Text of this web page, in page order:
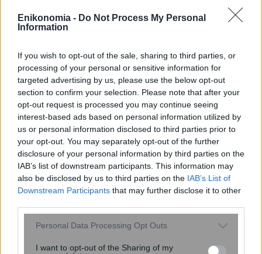
Enikonomia - Do Not Process My Personal
Information
If you wish to opt-out of the sale, sharing to third parties, or
processing of your personal or sensitive information for
targeted advertising by us, please use the below opt-out
section to confirm your selection. Please note that after your
opt-out request is processed you may continue seeing
interest-based ads based on personal information utilized by
us or personal information disclosed to third parties prior to
your opt-out. You may separately opt-out of the further
disclosure of your personal information by third parties on the
IAB’s list of downstream participants. This information may
also be disclosed by us to third parties on the IAB’s List of
Downstream Participants that may further disclose it to other
Please note that this website/app uses one or more Google
not limited to your visit or usage behaviour. You may click to
Personal Data Processing Opt Outs
I want to opt-out of the Sharing of my
ΜΙΛΤΙΑΔΗΣ ΒΑΡΒΙΤΣΙΩΤΗΣ #ΟΥΚΡΑΝΙΑ
#ΠΟΛΕΜΟΣ #ΡΩΣΙΑ #φυσικο αεριο
share
Σχόλια Αναγνωστών
σχολίασε και εσύ